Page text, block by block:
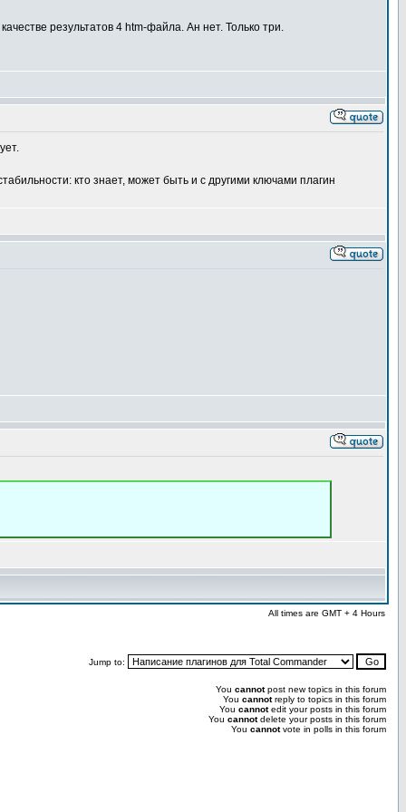
результатов 4 htm-файла. Ан нет. Только три.
кто знает, может быть и с другими ключами плагин
All times are GMT + 4 Hours
Jump to:
You cannotpost new topics in this forum
You cannotreply to topics in this forum
You cannotedit your posts in this forum
You cannotdelete your posts in this forum
You cannotvote in polls in this forum